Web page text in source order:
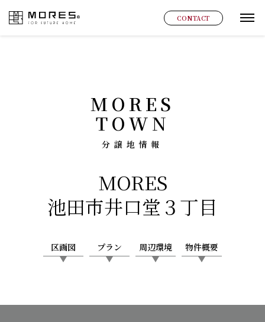
MORES CONTACT グ
MORES
TOWN
分譲地情報
MORES
池田市井口堂３丁目
区画図 プラン 周辺環境 物件概要